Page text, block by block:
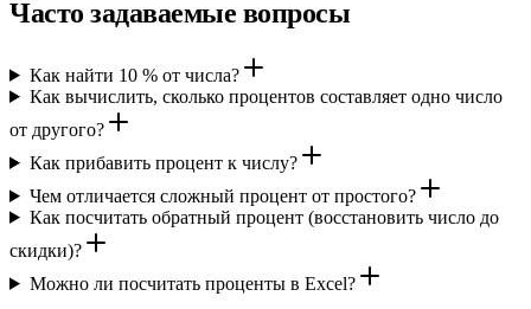
Часто задаваемые вопросы
Как найти 10 % от числа?
Как вычислить, сколько процентов составляет одно число
от другого?
Как прибавить процент к числу?
Чем отличается сложный процент от простого?
Как посчитать обратный процент (восстановить число до
скидки)?
Можно ли посчитать проценты в Excel?